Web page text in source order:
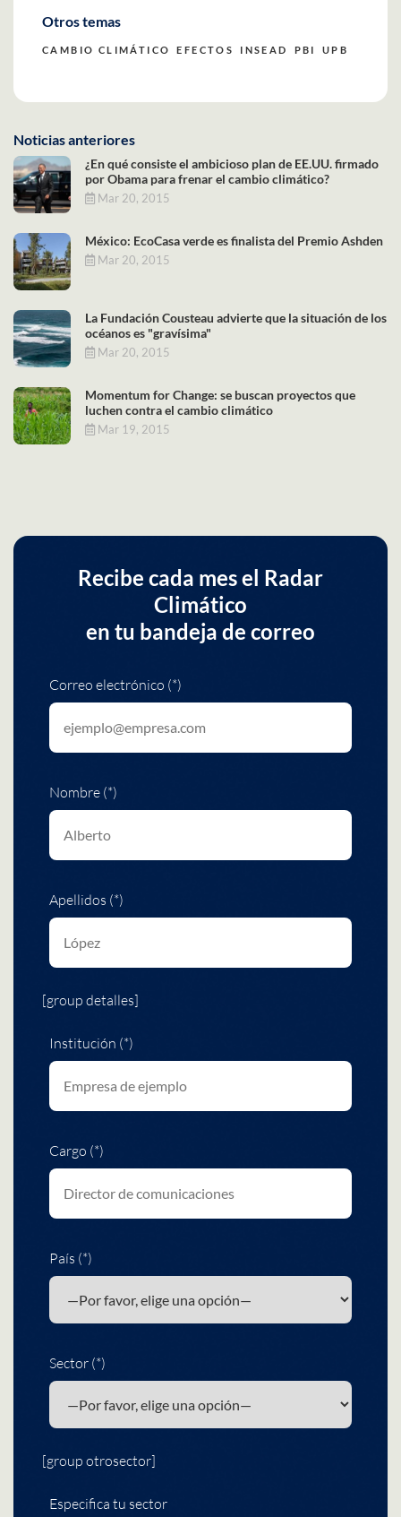
Otros temas
CAMBIO CLIMÁTICO EFECTOS INSEAD PBI UPB
Noticias anteriores
¿En qué consiste el ambicioso plan de EE.UU. firmado
por Obama para frenar el cambio climático?
Mar 20, 2015
México: EcoCasa verde es finalista del Premio Ashden
Mar 20, 2015
La Fundación Cousteau advierte que la situación de los
océanos es "gravísima"
Mar 20, 2015
Momentum for Change: se buscan proyectos que
luchen contra el cambio climático
Mar 19, 2015
Recibe cada mes el Radar
Climático
en tu bandeja de correo
Correo electrónico (*)
Nombre (*)
Apellidos (*)
[group detalles]
Institución (*)
Cargo (*)
País (*)
Sector (*)
[group otrosector]
Especifica tu sector